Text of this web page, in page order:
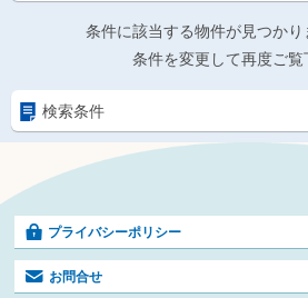
条件に該当する物件が見つかり
条件を変更して再度ご覧
検索条件
プライバシーポリシー
お問合せ